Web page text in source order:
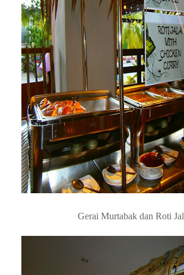
Gerai Lok Lok